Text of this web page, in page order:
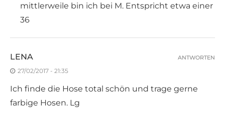
mittlerweile bin ich bei M. Entspricht etwa einer
36
LENA
27/02/2017 - 21:35
Ich finde die Hose total schön und trage gerne
farbige Hosen. Lg
ANTWORTEN